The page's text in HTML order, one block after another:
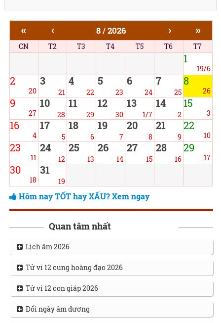
« ‹ 8 / 2026 › »
CN T2 T3 T4 T5 T6 T7
1
19/6
2
20
3
21
4
22
5
23
6
24
7
25
8
26
9
27
10
28
11
29
12
30
13
1/7
14
2
15
3
16
4
17
5
18
6
19
7
20
8
21
9
22
10
23
11
24
12
25
13
26
14
27
15
28
16
29
17
30
18
31
19
Hôm nay TỐT hay XẤU? Xem ngay
Quan tâm nhất
Lịch âm 2026
Tử vi 12 cung hoàng đạo 2026
Tử vi 12 con giáp 2026
Đổi ngày âm dương